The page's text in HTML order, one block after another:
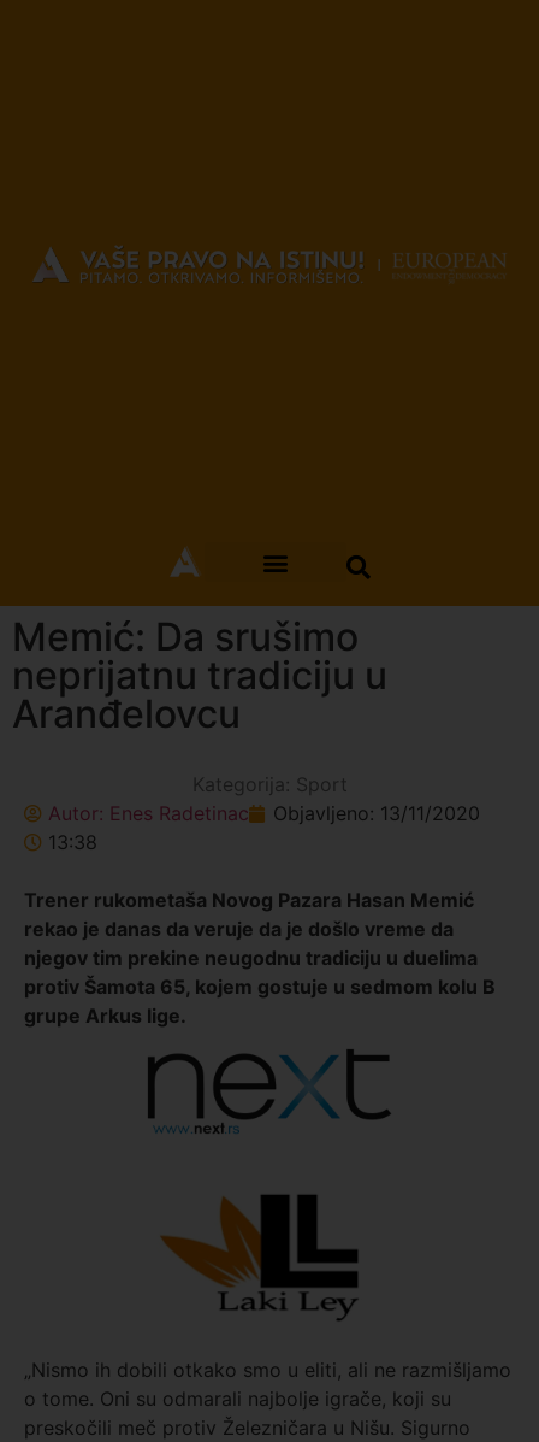
Memić: Da srušimo
neprijatnu tradiciju u
Aranđelovcu
Kategorija: Sport
Autor: Enes Radetinac Objavljeno: 13/11/2020
13:38
Trener rukometaša Novog Pazara Hasan Memić
rekao je danas da veruje da je došlo vreme da
njegov tim prekine neugodnu tradiciju u duelima
protiv Šamota 65, kojem gostuje u sedmom kolu B
grupe Arkus lige.
„Nismo ih dobili otkako smo u eliti, ali ne razmišljamo
o tome. Oni su odmarali najbolje igrače, koji su
preskočili meč protiv Železničara u Nišu. Sigurno